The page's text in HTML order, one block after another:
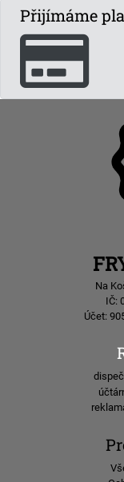
Přijímáme
Na
IČ:
Účet: